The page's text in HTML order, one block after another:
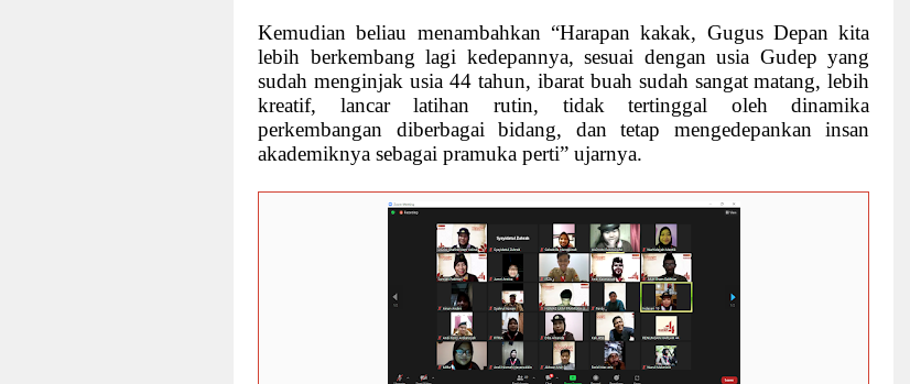
Kemudian beliau menambahkan “Harapan kakak, Gugus Depan kita
lebih berkembang lagi kedepannya, sesuai dengan usia Gudep yang
sudah menginjak usia 44 tahun, ibarat buah sudah sangat matang, lebih
kreatif, lancar latihan rutin, tidak tertinggal oleh dinamika
perkembangan diberbagai bidang, dan tetap mengedepankan insan
akademiknya sebagai pramuka perti” ujarnya.